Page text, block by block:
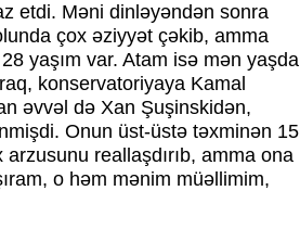
etdi. Məni dinləyəndən sonra
çox əziyyət çəkib, amma
yaşım var. Atam isə mən yaşda
konservatoriyaya Kamal
əvvəl də Xan Şuşinskidən,
Onun üst-üstə təxminən 15
reallaşdırıb, amma ona
o həm mənim müəllimim,